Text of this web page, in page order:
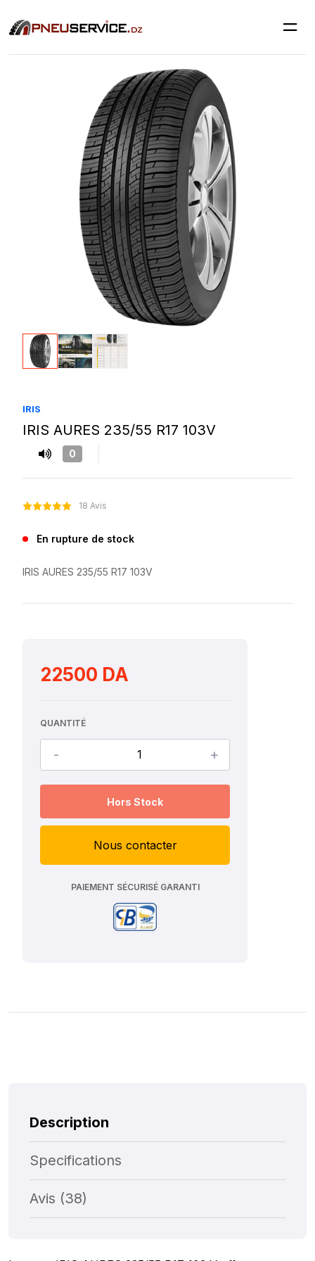
IRIS
IRIS AURES 235/55 R17 103V
0
18 Avis
En rupture de stock
IRIS AURES 235/55 R17 103V
22500 DA
QUANTITÉ
- +
Hors Stock
Nous contacter
PAIEMENT SÉCURISÉ GARANTI
Description
Specifications
Avis (38)